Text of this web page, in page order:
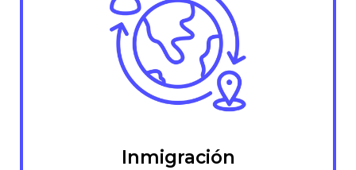
Inmigración